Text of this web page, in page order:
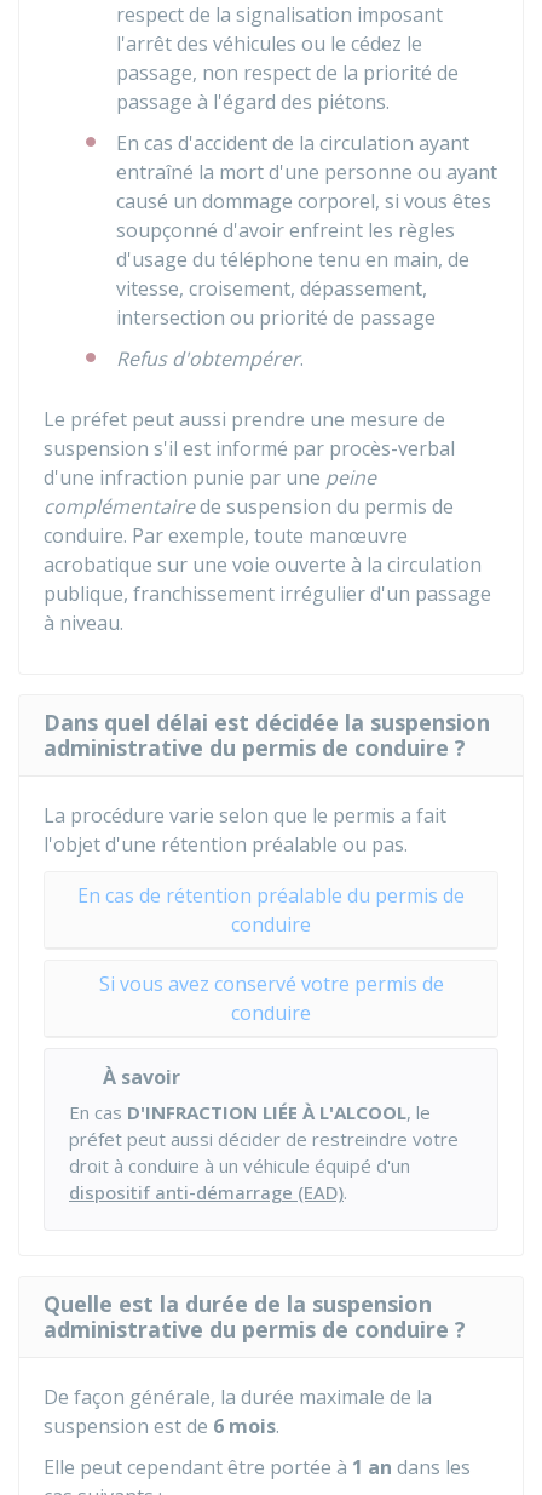
respect de la signalisation imposant
l'arrêt des véhicules ou le cédez le
passage, non respect de la priorité de
passage à l'égard des piétons.
En cas d'accident de la circulation ayant
entraîné la mort d'une personne ou ayant
causé un dommage corporel, si vous êtes
soupçonné d'avoir enfreint les règles
d'usage du téléphone tenu en main, de
vitesse, croisement, dépassement,
intersection ou priorité de passage
Refus d'obtempérer.
Le préfet peut aussi prendre une mesure de
suspension s'il est informé par procès-verbal
d'une infraction punie par une peine
complémentairede suspension du permis de
conduire. Par exemple, toute manœuvre
acrobatique sur une voie ouverte à la circulation
publique, franchissement irrégulier d'un passage
à niveau.
Dans quel délai est décidée la suspension
administrative du permis de conduire ?
La procédure varie selon que le permis a fait
l'objet d'une rétention préalable ou pas.
En cas de rétention préalable du permis de
conduire
Si vous avez conservé votre permis de
conduire
À savoir
En cas D'INFRACTION LIÉE À L'ALCOOL, le
préfet peut aussi décider de restreindre votre
droit à conduire à un véhicule équipé d'un
dispositif anti-démarrage (EAD).
Quelle est la durée de la suspension
administrative du permis de conduire ?
De façon générale, la durée maximale de la
suspension est de 6 mois.
Elle peut cependant être portée à 1 an dans les